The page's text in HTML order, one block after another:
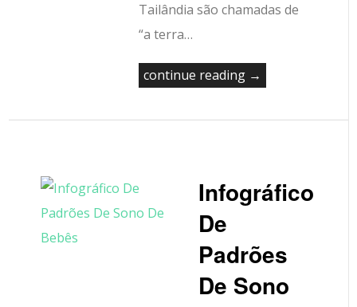
Tailândia são chamadas de
“a terra…
continue reading →
Infográfico
De
Padrões
De Sono